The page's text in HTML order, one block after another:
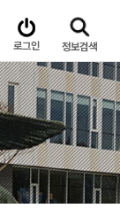
로그인 정보검색